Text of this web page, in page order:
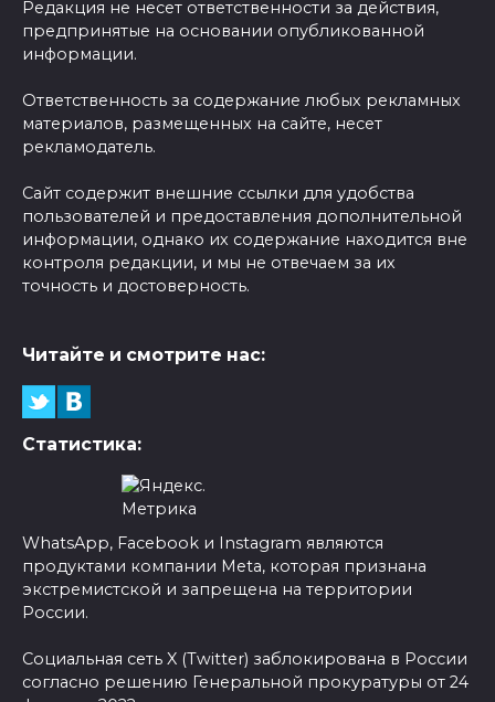
Редакция не несет ответственности за действия,
предпринятые на основании опубликованной
информации.
Ответственность за содержание любых рекламных
материалов, размещенных на сайте, несет
рекламодатель.
Сайт содержит внешние ссылки для удобства
пользователей и предоставления дополнительной
информации, однако их содержание находится вне
контроля редакции, и мы не отвечаем за их
точность и достоверность.
Читайте и смотрите нас:
Статистика:
WhatsApp, Facebook и Instagram являются
продуктами компании Meta, которая признана
экстремистской и запрещена на территории
России.
Социальная сеть X (Twitter) заблокирована в России
согласно решению Генеральной прокуратуры от 24